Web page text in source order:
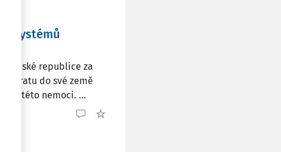
systémů
České republice za
do své země
této nemoci. ...